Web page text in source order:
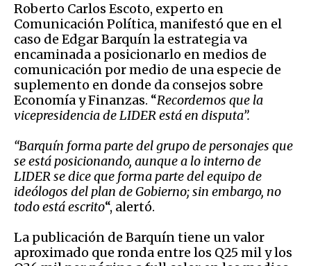
Roberto Carlos Escoto, experto en
Comunicación Política, manifestó que en el
caso de Edgar Barquín la estrategia va
encaminada a posicionarlo en medios de
comunicación por medio de una especie de
suplemento en donde da consejos sobre
Economía y Finanzas. “Recordemos que la
vicepresidencia de LIDER está en disputa”.
“Barquín forma parte del grupo de personajes que
se está posicionando, aunque a lo interno de
LIDER se dice que forma parte del equipo de
ideólogos del plan de Gobierno; sin embargo, no
todo está escrito“, alertó.
La publicación de Barquín tiene un valor
aproximado que ronda entre los Q25 mil y los